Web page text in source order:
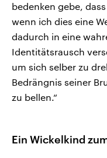
bedenken gebe,
wenn ich dies eine
dadurch in eine
Identitätsrausch
um sich selber zu
Bedrängnis seiner
zu bellen.“
Ein Wickelkind